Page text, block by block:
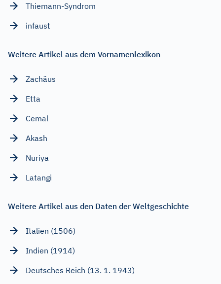
Thiemann-Syndrom
infaust
Weitere Artikel aus dem Vornamenlexikon
Zachäus
Etta
Cemal
Akash
Nuriya
Latangi
Weitere Artikel aus den Daten der Weltgeschichte
Italien (1506)
Indien (1914)
Deutsches Reich (13. 1. 1943)